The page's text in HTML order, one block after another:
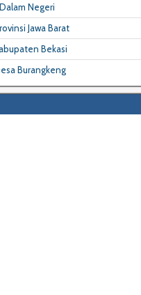
Negeri
Jawa Barat
Bekasi
Burangkeng